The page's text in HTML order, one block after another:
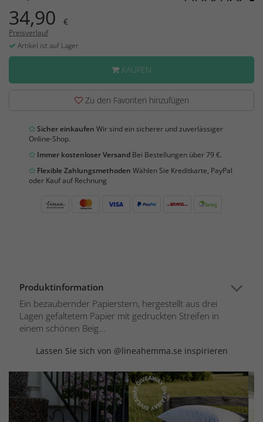
34,90 €
Preisverlauf
Artikel ist auf Lager
KAUFEN
Zu den Favoriten hinzufügen
Sicher einkaufen Wir sind ein sicherer und zuverlässiger
Online-Shop.
Immer kostenloser Versand Bei Bestellungen über 79 €.
Flexible Zahlungsmethoden Wählen Sie Kreditkarte, PayPal
oder Kauf auf Rechnung
Produktinformation
Ein bezaubernder Papierstern, hergestellt aus drei
Lagen gefaltetem Papier mit gedruckten Streifen in
einem schönen Beig...
Lassen Sie sich von @lineahemma.se inspirieren